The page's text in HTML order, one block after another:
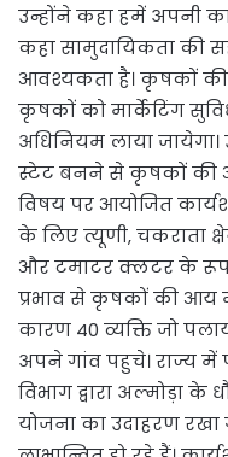
उन्होंने कहा हमें अपनी
कहा सामुदायिकता की
आवश्यकता है। कृषकों
कृषकों को मार्केटिंग
अधिनियम लाया
स्टेट बनने से कृषकों की
विषय पर आयोजित
के लिए त्यूणी, चकराता
और टमाटर क्लटर के रूप
प्रभाव से कृषकों की आय
कारण 40 व्यक्ति जो
अपने गांव पहुचे। राज्य
विभाग द्वारा अल्मोड़ा
योजना का उदाहरण